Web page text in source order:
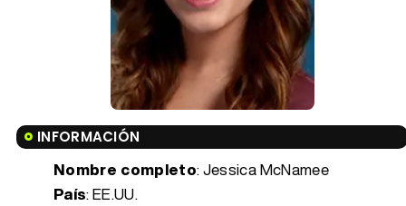
INFORMACIÓN
Nombre completo: Jessica McNamee
País: EE.UU.